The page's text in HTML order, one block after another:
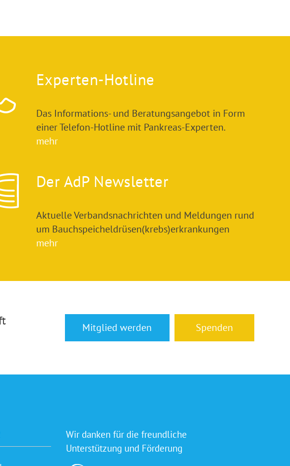
Experten-Hotline
Das Informations- und Beratungsangebot in Form
einer Telefon-Hotline mit Pankreas-Experten.
mehr
Der AdP Newsletter
Aktuelle Verbandsnachrichten und Meldungen rund
um Bauchspeicheldrüsen(krebs)erkrankungen
mehr
Mitglied werden Spenden
Wir danken für die freundliche
Unterstützung und Förderung